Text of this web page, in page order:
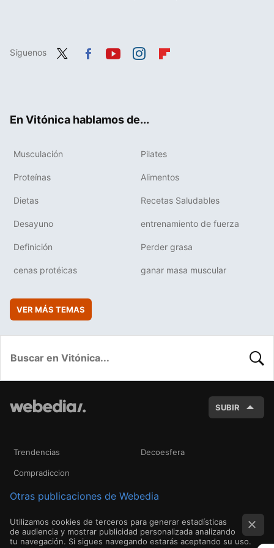
Síguenos
En Vitónica hablamos de...
Musculación Pilates
Proteínas Alimentos
Dietas Recetas Saludables
Desayuno entrenamiento de fuerza
Definición Perder grasa
cenas protéicas ganar masa muscular
VER MÁS TEMAS
SUBIR
Trendencias Decoesfera
Compradiccion
Otras publicaciones de Webedia
Utilizamos cookies de terceros para generar estadísticas
de audiencia y mostrar publicidad personalizada analizando
tu navegación. Si sigues navegando estarás aceptando su uso.